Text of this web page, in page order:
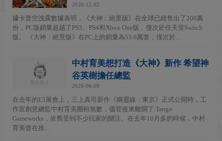
2020-12-02
據卡普空洩露數據表明，《大神：絕景版》在全球已經售出了200萬
份，PC版銷量超越了PS3、PS4和Xbox One版，僅次於任天堂Switch
版。 《大神：絕景版》在PC上的銷量為53.6萬套，僅次於...
中村育美想打造《大神》新作 希望神
谷英樹擔任總監
2020-06-09
在去年的E3展會上，三上真司新作《幽靈線：東京》正式公開時，工
作室創意總監中村育美圈粉無數，儘管後來離開了 Tango
Gameworks，依舊受到不少玩家的關注。在去年10月多的時候，中村
育美曾在推...